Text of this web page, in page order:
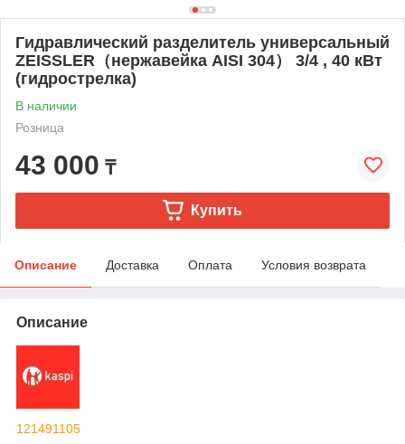
Гидравлический разделитель универсальный
ZEISSLER（нержавейка AISI 304） 3/4 , 40 кВт
(гидрострелка)
В наличии
Розница
43 000 ₸
Купить
Описание Доставка Оплата Условия возврата
Описание
121491105